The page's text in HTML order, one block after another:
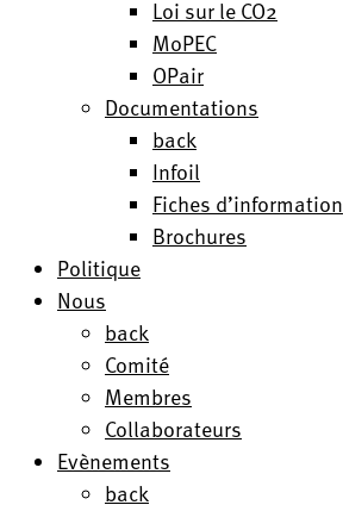
Loi sur le CO2
MoPEC
OPair
Documentations
back
Infoil
Fiches d’information
Brochures
Politique
Nous
back
Comité
Membres
Collaborateurs
Evènements
back